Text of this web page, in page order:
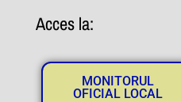
Acces la:
MONITORUL
OFICIAL LOCAL